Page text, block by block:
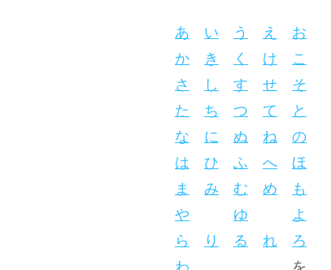
あ い う え お
か き く け こ
さ し す せ そ
た ち つ て と
な に ぬ ね の
は ひ ふ へ ほ
ま み む め も
や
ゆ
よ
ら り る れ ろ